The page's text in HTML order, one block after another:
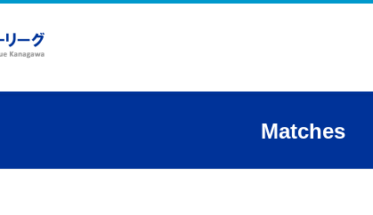
Matches